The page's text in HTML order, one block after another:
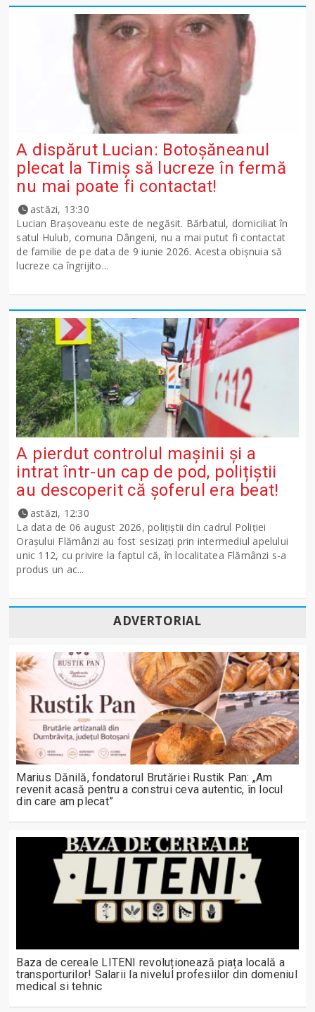
A dispărut Lucian: Botoșăneanul
plecat la Timiș să lucreze în fermă
nu mai poate fi contactat!
astăzi, 13:30
Lucian Brașoveanu este de negăsit. Bărbatul, domiciliat în
satul Hulub, comuna Dângeni, nu a mai putut fi contactat
de familie de pe data de 9 iunie 2026. Acesta obișnuia să
lucreze ca îngrijito...
A pierdut controlul mașinii și a
intrat într-un cap de pod, polițiștii
au descoperit că șoferul era beat!
astăzi, 12:30
La data de 06 august 2026, polițiștii din cadrul Poliției
Orașului Flămânzi au fost sesizați prin intermediul apelului
unic 112, cu privire la faptul că, în localitatea Flămânzi s-a
produs un ac...
ADVERTORIAL
Marius Dănilă, fondatorul Brutăriei Rustik Pan: „Am
revenit acasă pentru a construi ceva autentic, în locul
din care am plecat”
Baza de cereale LITENI revoluționează piața locală a
transporturilor! Salarii la nivelul profesiilor din domeniul
medical si tehnic